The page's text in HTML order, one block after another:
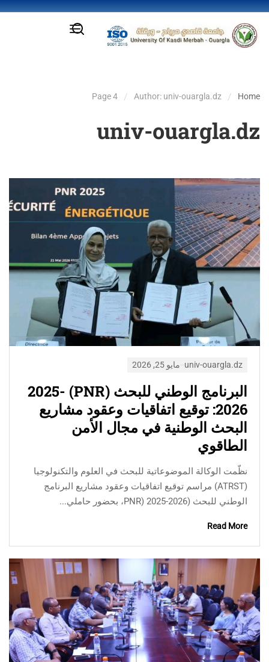
Home
Author: univ-ouargla.dz
Page 4
univ-ouargla.dz
univ-ouargla.dz مايو 25, 2026
البرنامج الوطني للبحث (PNR) 2025-
2026: توقيع اتفاقيات وعقود مشاريع
البحث الوطنية في مجال الأمن
الطاقوي
نظّمت الوكالة الموضوعاتية للبحث في العلوم والتكنولوجيا
(ATRST) مراسم توقيع اتفاقيات وعقود مشاريع البرنامج
الوطني للبحث (PNR) 2025-2026، بحضور حاملي...
Read More